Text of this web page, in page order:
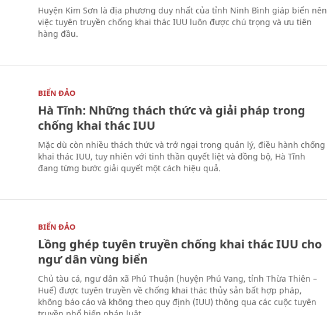
Huyện Kim Sơn là địa phương duy nhất của tỉnh Ninh Bình giáp biển nên
việc tuyên truyền chống khai thác IUU luôn được chú trọng và ưu tiên
hàng đầu.
BIỂN ĐẢO
Hà Tĩnh: Những thách thức và giải pháp trong
chống khai thác IUU
Mặc dù còn nhiều thách thức và trở ngại trong quản lý, điều hành chống
khai thác IUU, tuy nhiên với tinh thần quyết liệt và đồng bộ, Hà Tĩnh
đang từng bước giải quyết một cách hiệu quả.
BIỂN ĐẢO
Lồng ghép tuyên truyền chống khai thác IUU cho
ngư dân vùng biển
Chủ tàu cá, ngư dân xã Phú Thuận (huyện Phú Vang, tỉnh Thừa Thiên –
Huế) được tuyên truyền về chống khai thác thủy sản bất hợp pháp,
không báo cáo và không theo quy định (IUU) thông qua các cuộc tuyên